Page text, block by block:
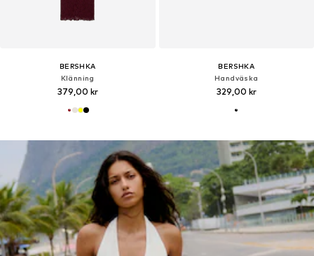
BERSHKA
Klänning
379,00 kr
BERSHKA
Handväska
329,00 kr